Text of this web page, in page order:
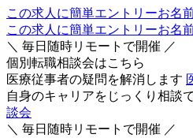
この求人に簡単エントリーお名
この求人に簡単エントリーお名
＼ 毎日随時リモートで開催 ／
個別転職相談会はこちら
医療従事者の疑問を解消します
自身のキャリアをじっくり相談
談会
＼ 毎日随時リモートで開催 ／